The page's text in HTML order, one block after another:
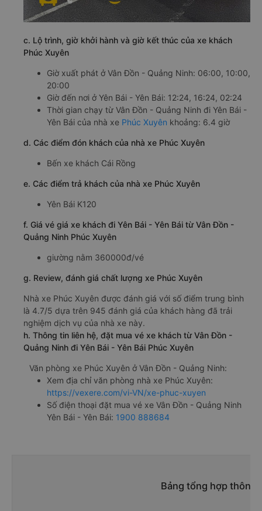
c. Lộ trình, giờ khởi hành và giờ kết thúc của xe khách
Phúc Xuyên
Giờ xuất phát ở Vân Đồn - Quảng Ninh: 06:00, 10:00,
20:00
Giờ đến nơi ở Yên Bái - Yên Bái: 12:24, 16:24, 02:24
Thời gian chạy từ Vân Đồn - Quảng Ninh đi Yên Bái -
Yên Bái của nhà xe Phúc Xuyên khoảng: 6.4 giờ
d. Các điểm đón khách của nhà xe Phúc Xuyên
Bến xe khách Cái Rồng
e. Các điểm trả khách của nhà xe Phúc Xuyên
Yên Bái K120
f. Giá vé giá xe khách đi Yên Bái - Yên Bái từ Vân Đồn -
Quảng Ninh Phúc Xuyên
giường nằm 360000đ/vé
g. Review, đánh giá chất lượng xe Phúc Xuyên
Nhà xe Phúc Xuyên được đánh giá với số điểm trung bình
là 4.7/5 dựa trên 945 đánh giá của khách hàng đã trải
nghiệm dịch vụ của nhà xe này.
h. Thông tin liên hệ, đặt mua vé xe khách từ Vân Đồn -
Quảng Ninh đi Yên Bái - Yên Bái Phúc Xuyên
Văn phòng xe Phúc Xuyên ở Vân Đồn - Quảng Ninh:
Xem địa chỉ văn phòng nhà xe Phúc Xuyên:
https://vexere.com/vi-VN/xe-phuc-xuyen
Số điện thoại đặt mua vé xe Vân Đồn - Quảng Ninh
Yên Bái - Yên Bái: 1900 888684
Bảng tổng hợp thông